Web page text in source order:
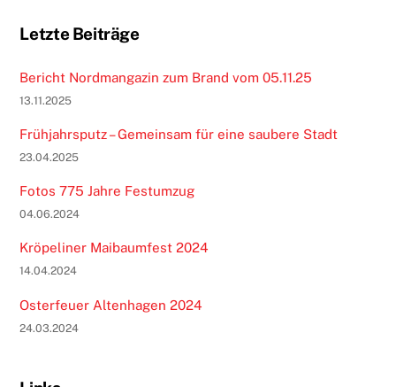
Letzte Beiträge
Bericht Nordmangazin zum Brand vom 05.11.25
13.11.2025
Frühjahrsputz – Gemeinsam für eine saubere Stadt
23.04.2025
Fotos 775 Jahre Festumzug
04.06.2024
Kröpeliner Maibaumfest 2024
14.04.2024
Osterfeuer Altenhagen 2024
24.03.2024